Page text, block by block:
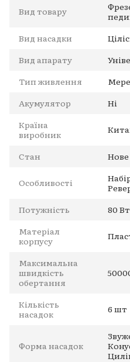
Вид товару
Вид насадки
Вид апарату
Тип живлення
Акумулятор
Ні
Країна
виробник
Стан Нове
Особливості
Потужність
80 Вт
Матеріал
корпусу
Максимальна
швидкість
обертання
Кількість
насадок
6 шт
Форма насадок